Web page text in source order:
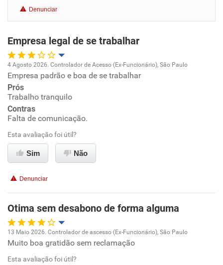
Recomenda esta empresa
Recomenda a diretoria
Denunciar
Empresa legal de se trabalhar
Oportunidade de promoção
Ambiente de trabalho
Benefícios
Recomenda esta empresa
4 Agosto 2026. Controlador de Acesso (Ex-Funcionário), São Paulo
Empresa padrão e boa de se trabalhar
Prós
Trabalho tranquilo
Contras
Falta de comunicação.
Esta avaliação foi útil?
Sim Não
Denunciar
Otima sem desabono de forma alguma
Oportunidade de promoção
13 Maio 2026. Controlador de ascesso (Ex-Funcionário), São Paulo
Muito boa gratidão sem reclamação
Esta avaliação foi útil?